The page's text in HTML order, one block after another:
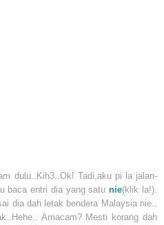
dulu..Kih3..Ok! Tadi,aku pi la jalan-
baca entri dia yang satunie(klik la!).
dia dah letak bendera Malaysia nie..
Amacam? Mesti korang dah